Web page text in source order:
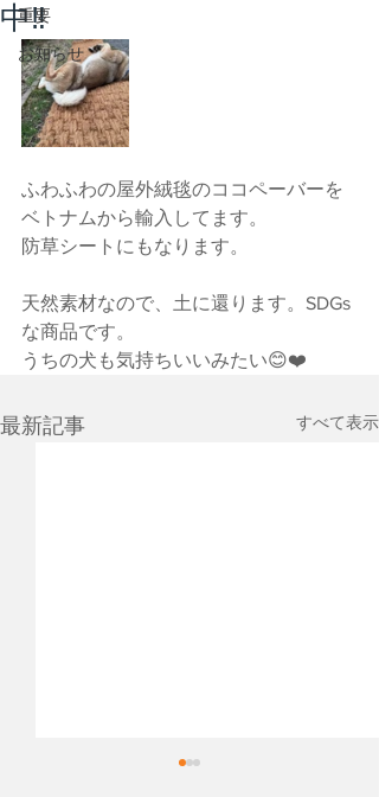
重要
お知らせ
中‼️
ふわふわの屋外絨毯のココペーバーを
ベトナムから輸入してます。
防草シートにもなります。
天然素材なので、土に還ります。SDGs
な商品です。
うちの犬も気持ちいいみたい😊❤️
最新記事 すべて表示